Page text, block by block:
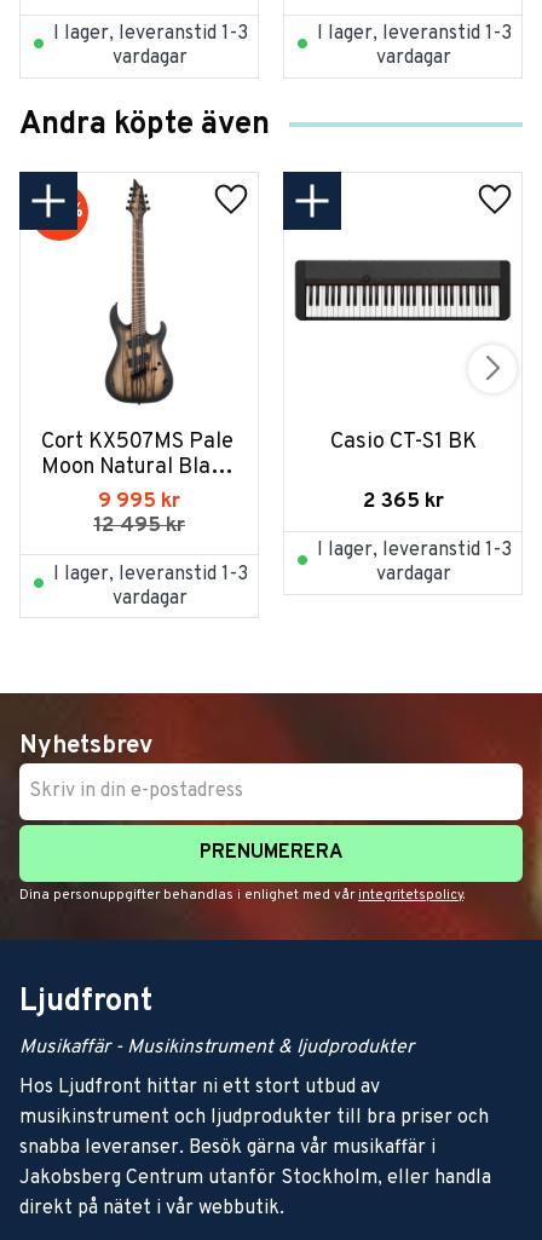
I lager, leveranstid 1-3
vardagar
I lager, leveranstid 1-3
vardagar
Andra köpte även
Cort KX507MS Pale
Moon Natural Black
Burst
9 995 kr
12 495kr
20 %
I lager, leveranstid 1-3
vardagar
Casio CT-S1 BK
2 365 kr
I lager, leveranstid 1-3
vardagar
Nyhetsbrev
PRENUMERERA
Dina personuppgifter behandlas i enlighet med vår integritetspolicy.
Ljudfront
Musikaffär - Musikinstrument & ljudprodukter
Hos Ljudfront hittar ni ett stort utbud av
musikinstrument och ljudprodukter till bra priser och
snabba leveranser. Besök gärna vår musikaffär i
Jakobsberg Centrum utanför Stockholm, eller handla
direkt på nätet i vår webbutik.